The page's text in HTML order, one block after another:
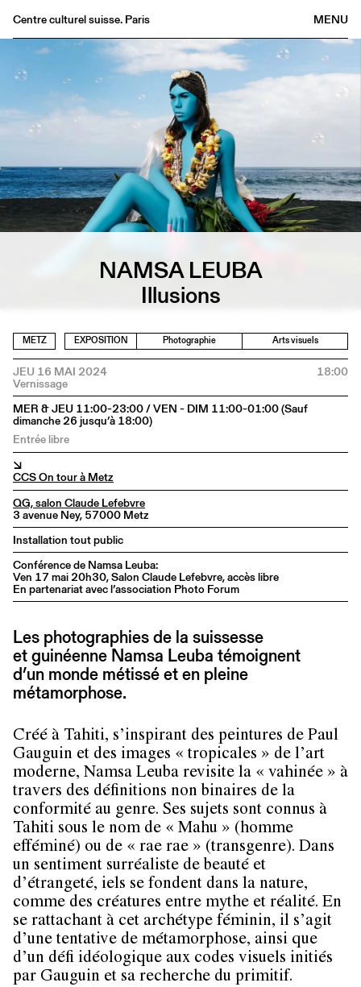
MENU
Centre culturel suisse. Paris
Agenda
Librairie
Archives
Éditions
Informations
FR/EN
NAMSA LEUBA
Illusions
METZ EXPOSITION Photographie Arts visuels
JEU 16 MAI 2024 18:00
MER & JEU 11:00-23:00 / VEN - DIM 11:00-01:00 (Sauf
dimanche 26 jusqu’à 18:00)
Entrée libre
↘
CCS On tour à Metz
QG, salon Claude Lefebvre
3 avenue Ney, 57000 Metz
Installation tout public
Conférence de Namsa Leuba:
Ven 17 mai 20h30, Salon Claude Lefebvre, accès libre
En partenariat avec l’association Photo Forum
Les photographies de la suissesse
et guinéenne Namsa Leuba témoignent
d’un monde métissé et en pleine
métamorphose.
Créé à Tahiti, s’inspirant des peintures de Paul
Gauguin et des images « tropicales » de l’art
moderne, Namsa Leuba revisite la « vahinée » à
travers des définitions non binaires de la
conformité au genre. Ses sujets sont connus à
Tahiti sous le nom de « Mahu » (homme
efféminé) ou de « rae rae » (transgenre). Dans
un sentiment surréaliste de beauté et
d’étrangeté, iels se fondent dans la nature,
comme des créatures entre mythe et réalité. En
se rattachant à cet archétype féminin, il s’agit
d’une tentative de métamorphose, ainsi que
d’un défi idéologique aux codes visuels initiés
par Gauguin et sa recherche du primitif.